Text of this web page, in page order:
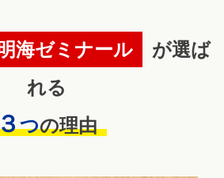
海ゼミナール
が選ば
れる
つの理由